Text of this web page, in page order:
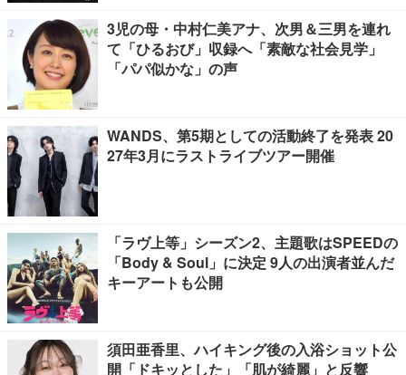
3児の母・中村仁美アナ、次男＆三男を連れ
て「ひるおび」収録へ「素敵な社会見学」
「パパ似かな」の声
WANDS、第5期としての活動終了を発表 20
27年3月にラストライブツアー開催
「ラヴ上等」シーズン2、主題歌はSPEEDの
「Body & Soul」に決定 9人の出演者並んだ
キーアートも公開
須田亜香里、ハイキング後の入浴ショット公
開「ドキッとした」「肌が綺麗」と反響